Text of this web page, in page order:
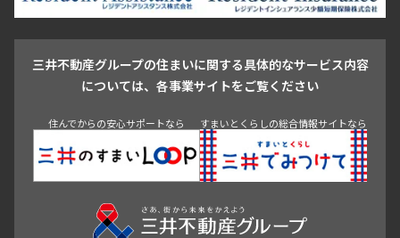
駒沢・用賀・二子玉川
成城・砧
池袋・板橋・王子
青山 渋谷 東京・大手町 新宿 品川
目黒・中目黒
三井不動産グループの住まいに関する具体的なサービス内容
については、各事業サイトをご覧ください
住んでからの安心サポートなら すまいとくらしの総合情報サイトなら